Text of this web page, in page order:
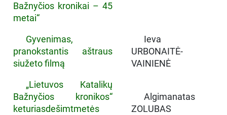
Bažnyčios kronikai – 45
metai“
Gyvenimas,
pranokstantis aštraus
siužeto filmą
Ieva
URBONAITĖ-
VAINIENĖ
„Lietuvos Katalikų
Bažnyčios kronikos“
keturiasdešimtmetės
Algimanatas
ZOLUBAS